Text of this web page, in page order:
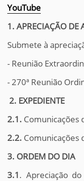
YouTube
1. APRECIAÇÃO DE
Submete à
- Reunião
- 270ª Reunião
2. EXPEDIENTE
2.1. Comunicações
2.2. Comunicações
3. ORDEM DO DIA
3.1. Apreciação do